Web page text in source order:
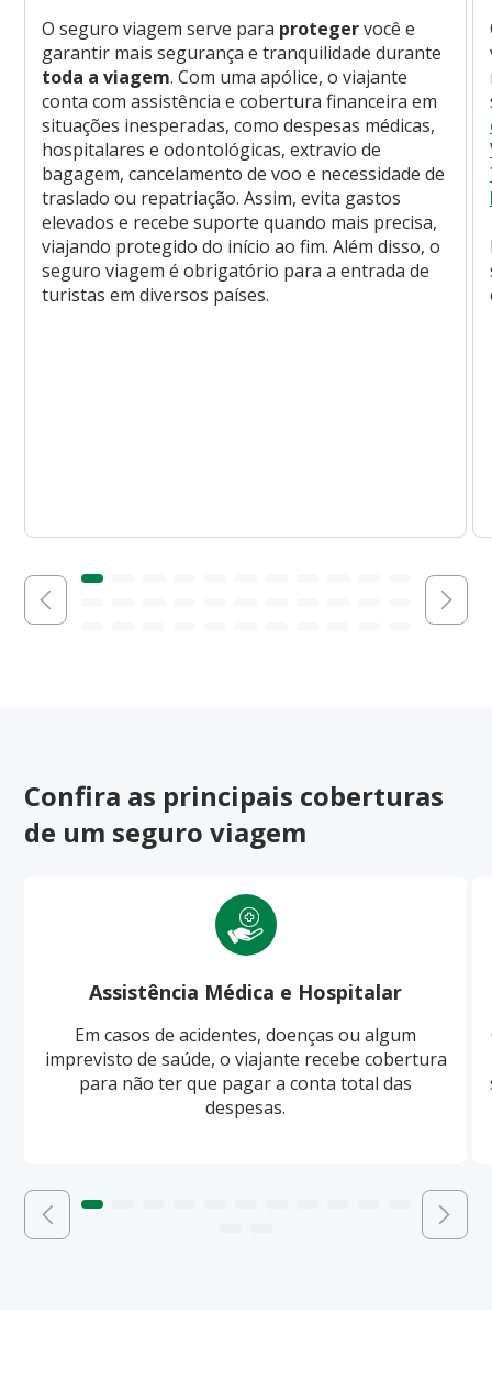
O seguro viagem serve para protegervocê e
garantir mais segurança e tranquilidade durante
toda a viagem. Com uma apólice, o viajante
conta com assistência e cobertura financeira em
situações inesperadas, como despesas médicas,
hospitalares e odontológicas, extravio de
bagagem, cancelamento de voo e necessidade de
traslado ou repatriação. Assim, evita gastos
elevados e recebe suporte quando mais precisa,
viajando protegido do início ao fim. Além disso, o
seguro viagem é obrigatório para a entrada de
turistas em diversos países.
Confira as principais coberturas
de um seguro viagem
Assistência Médica e Hospitalar
Em casos de acidentes, doenças ou algum
imprevisto de saúde, o viajante recebe cobertura
para não ter que pagar a conta total das
despesas.